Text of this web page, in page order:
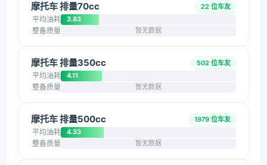
摩托车 排量70cc 22 位车友
平均油耗 3.83
整备质量 暂无数据
摩托车 排量350cc 502 位车友
平均油耗 4.11
整备质量 暂无数据
摩托车 排量500cc 1979 位车友
平均油耗 4.33
整备质量 暂无数据